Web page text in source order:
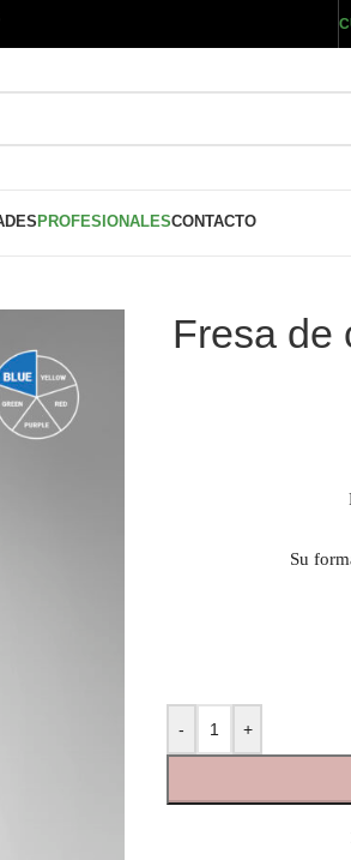
PROFESIONALESCONTACTO
Fresa de
Su
- +